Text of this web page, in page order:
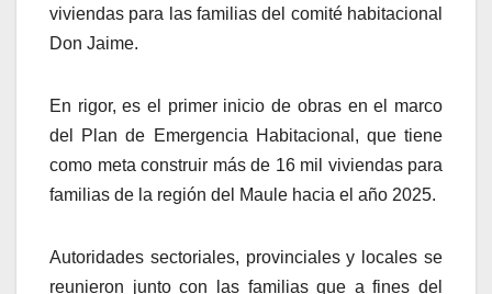
viviendas para las familias del comité habitacional
Don Jaime.
En rigor, es el primer inicio de obras en el marco
del Plan de Emergencia Habitacional, que tiene
como meta construir más de 16 mil viviendas para
familias de la región del Maule hacia el año 2025.
Autoridades sectoriales, provinciales y locales se
reunieron junto con las familias que a fines del